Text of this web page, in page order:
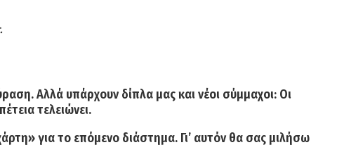
Αλλά υπάρχουν δίπλα μας και νέοι σύμμαχοι: Οι
τελειώνει.
για το επόμενο διάστημα. Γι’ αυτόν θα σας μιλήσω